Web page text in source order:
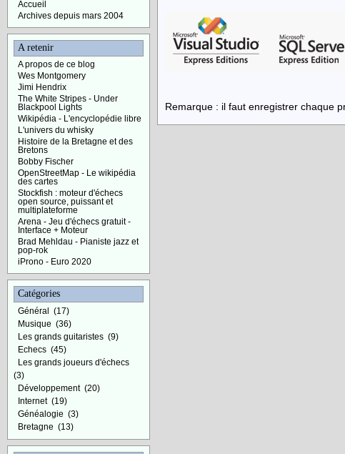
Remarque : il faut enregistrer chaque
Accueil
Archives depuis mars 2004
A retenir
A propos de ce blog
Wes Montgomery
Jimi Hendrix
The White Stripes - Under
Blackpool Lights
Wikipédia - L'encyclopédie libre
L'univers du whisky
Histoire de la Bretagne et des
Bretons
Bobby Fischer
OpenStreetMap - Le wikipédia
des cartes
Stockfish : moteur d'échecs
open source, puissant et
multiplateforme
Arena - Jeu d'échecs gratuit -
Interface + Moteur
Brad Mehldau - Pianiste jazz et
pop-rok
iProno - Euro 2020
Catégories
Général
(17)
Musique (36)
Les grands guitaristes (9)
Echecs (45)
Les grands joueurs d'échecs
(3)
Développement (20)
Internet (19)
Généalogie (3)
Bretagne (13)